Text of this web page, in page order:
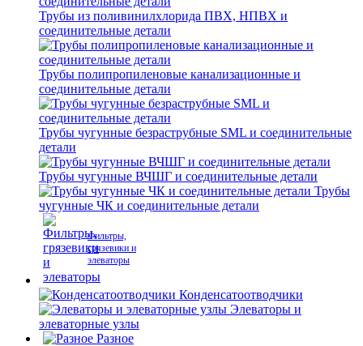
Трубы из поливинилхлорида ПВХ, НПВХ и
соединительные детали
Трубы полипропиленовые канализационные и
соединительные детали
Трубы чугунные безраструбные SML и соединительные
детали
Трубы чугунные ВЧШГ и соединительные детали
Трубы
чугунные ЧК и соединительные детали
Фильтры,
грязевики и
элеваторы
Конденсатоотводчики
Элеваторы и
элеваторные узлы
Разное